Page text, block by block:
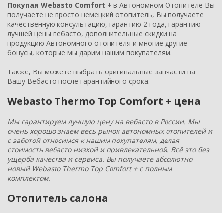
Покупая Webasto Comfort + в Автономном Отопителе Вы
получаете не просто немецкий отопитель, Вы получаете
качественную консультацию, гарантию 2 года, гарантию
лучшей цены вебасто, дополнительные скидки на
продукцию Автономного отопителя и многие другие
бонусы, которые мы дарим нашим покупателям.
Также, Вы можете выбрать оригинальные запчасти на
Вашу Вебасто после гарантийного срока.
Webasto Thermo Top Comfort + цена
Мы гарантируем лучшую цену на вебасто в России. Мы
очень хорошо знаем весь рынок автономных отопителей и
с заботой относимся к нашим покупателям, делая
стоимость вебасто низкой и привлекательной. Всё это без
ущерба качества и сервиса. Вы получаете абсолютно
новый Webasto Thermo Top Comfort + с полным
комплектом.
Отопитель салона